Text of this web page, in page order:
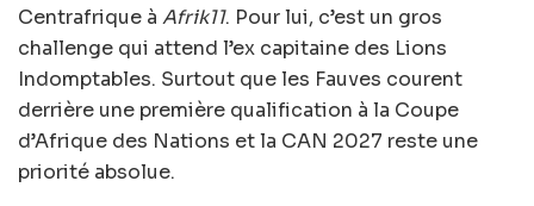
Centrafrique à Afrik11. Pour lui, c’est un gros
challenge qui attend l’ex capitaine des Lions
Indomptables. Surtout que les Fauves courent
derrière une première qualification à la Coupe
d’Afrique des Nations et la CAN 2027 reste une
priorité absolue.